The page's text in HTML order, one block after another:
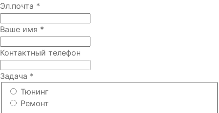
Эл.почта *
Ваше имя *
Контактный телефон
Задача *
Тюнинг
Ремонт